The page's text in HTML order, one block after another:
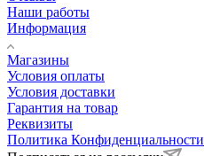
Наши работы
Информация
Магазины
Условия оплаты
Условия доставки
Гарантия на товар
Реквизиты
Политика Конфиденциальности